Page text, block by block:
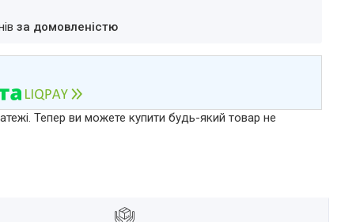
за домовленістю
Тепер ви можете купити будь-який товар не